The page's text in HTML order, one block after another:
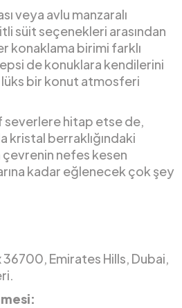
veya avlu manzaralı
süit seçenekleri arasından
konaklama birimi farklı
de konuklara kendilerini
bir konut atmosferi
hitap etse de,
kristal berraklığındaki
çevrenin nefes kesen
kadar eğlenecek çok şey
36700, Emirates Hills, Dubai,